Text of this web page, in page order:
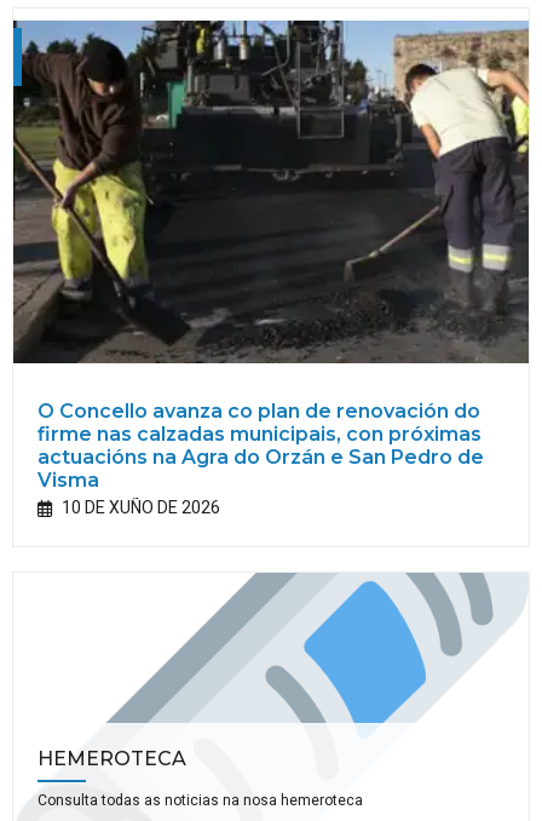
O Concello avanza co plan de renovación do
firme nas calzadas municipais, con próximas
actuacións na Agra do Orzán e San Pedro de
Visma
10 DE XUÑO DE 2026
HEMEROTECA
Consulta todas as noticias na nosa hemeroteca